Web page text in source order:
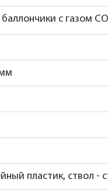
с газом CO
пластик, ствол -